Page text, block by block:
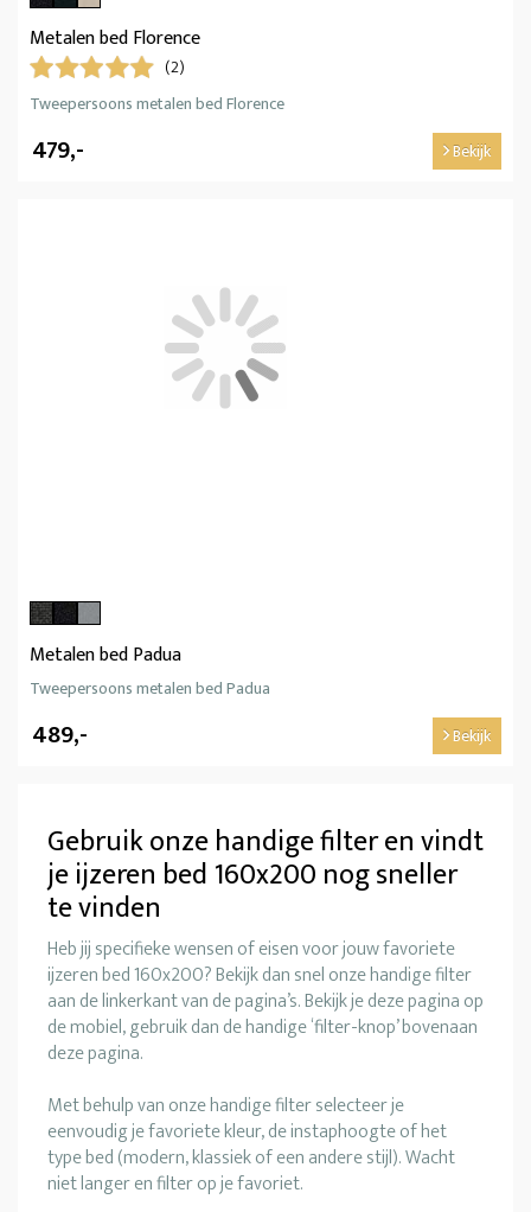
Metalen bed Florence
(2)
Tweepersoons metalen bed Florence
479,- Bekijk
Metalen bed Padua
Tweepersoons metalen bed Padua
489,- Bekijk
Gebruik onze handige filter en vindt
je ijzeren bed 160x200 nog sneller
te vinden
Heb jij specifieke wensen of eisen voor jouw favoriete
ijzeren bed 160x200? Bekijk dan snel onze handige filter
aan de linkerkant van de pagina’s. Bekijk je deze pagina op
de mobiel, gebruik dan de handige ‘filter-knop’ bovenaan
deze pagina.
Met behulp van onze handige filter selecteer je
eenvoudig je favoriete kleur, de instaphoogte of het
type bed (modern, klassiek of een andere stijl). Wacht
niet langer en filter op je favoriet.